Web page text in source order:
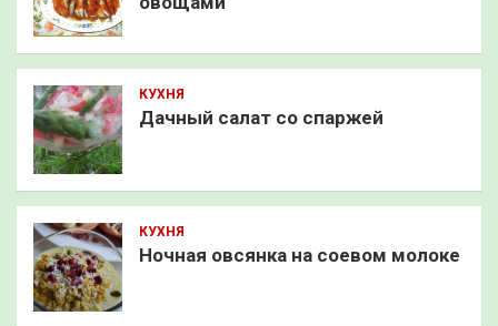
КУХНЯ
Дачный салат со спаржей
КУХНЯ
Ночная овсянка на соевом молоке